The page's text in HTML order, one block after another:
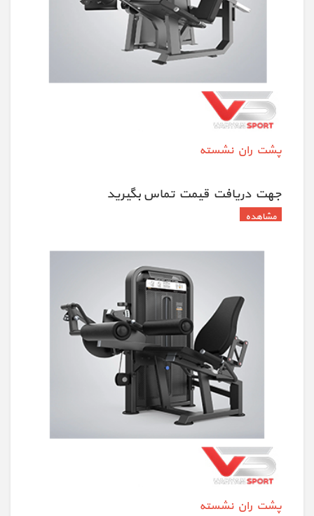
پشت ران نشسته
جهت دريافت قيمت تماس بگيريد
پشت ران نشسته